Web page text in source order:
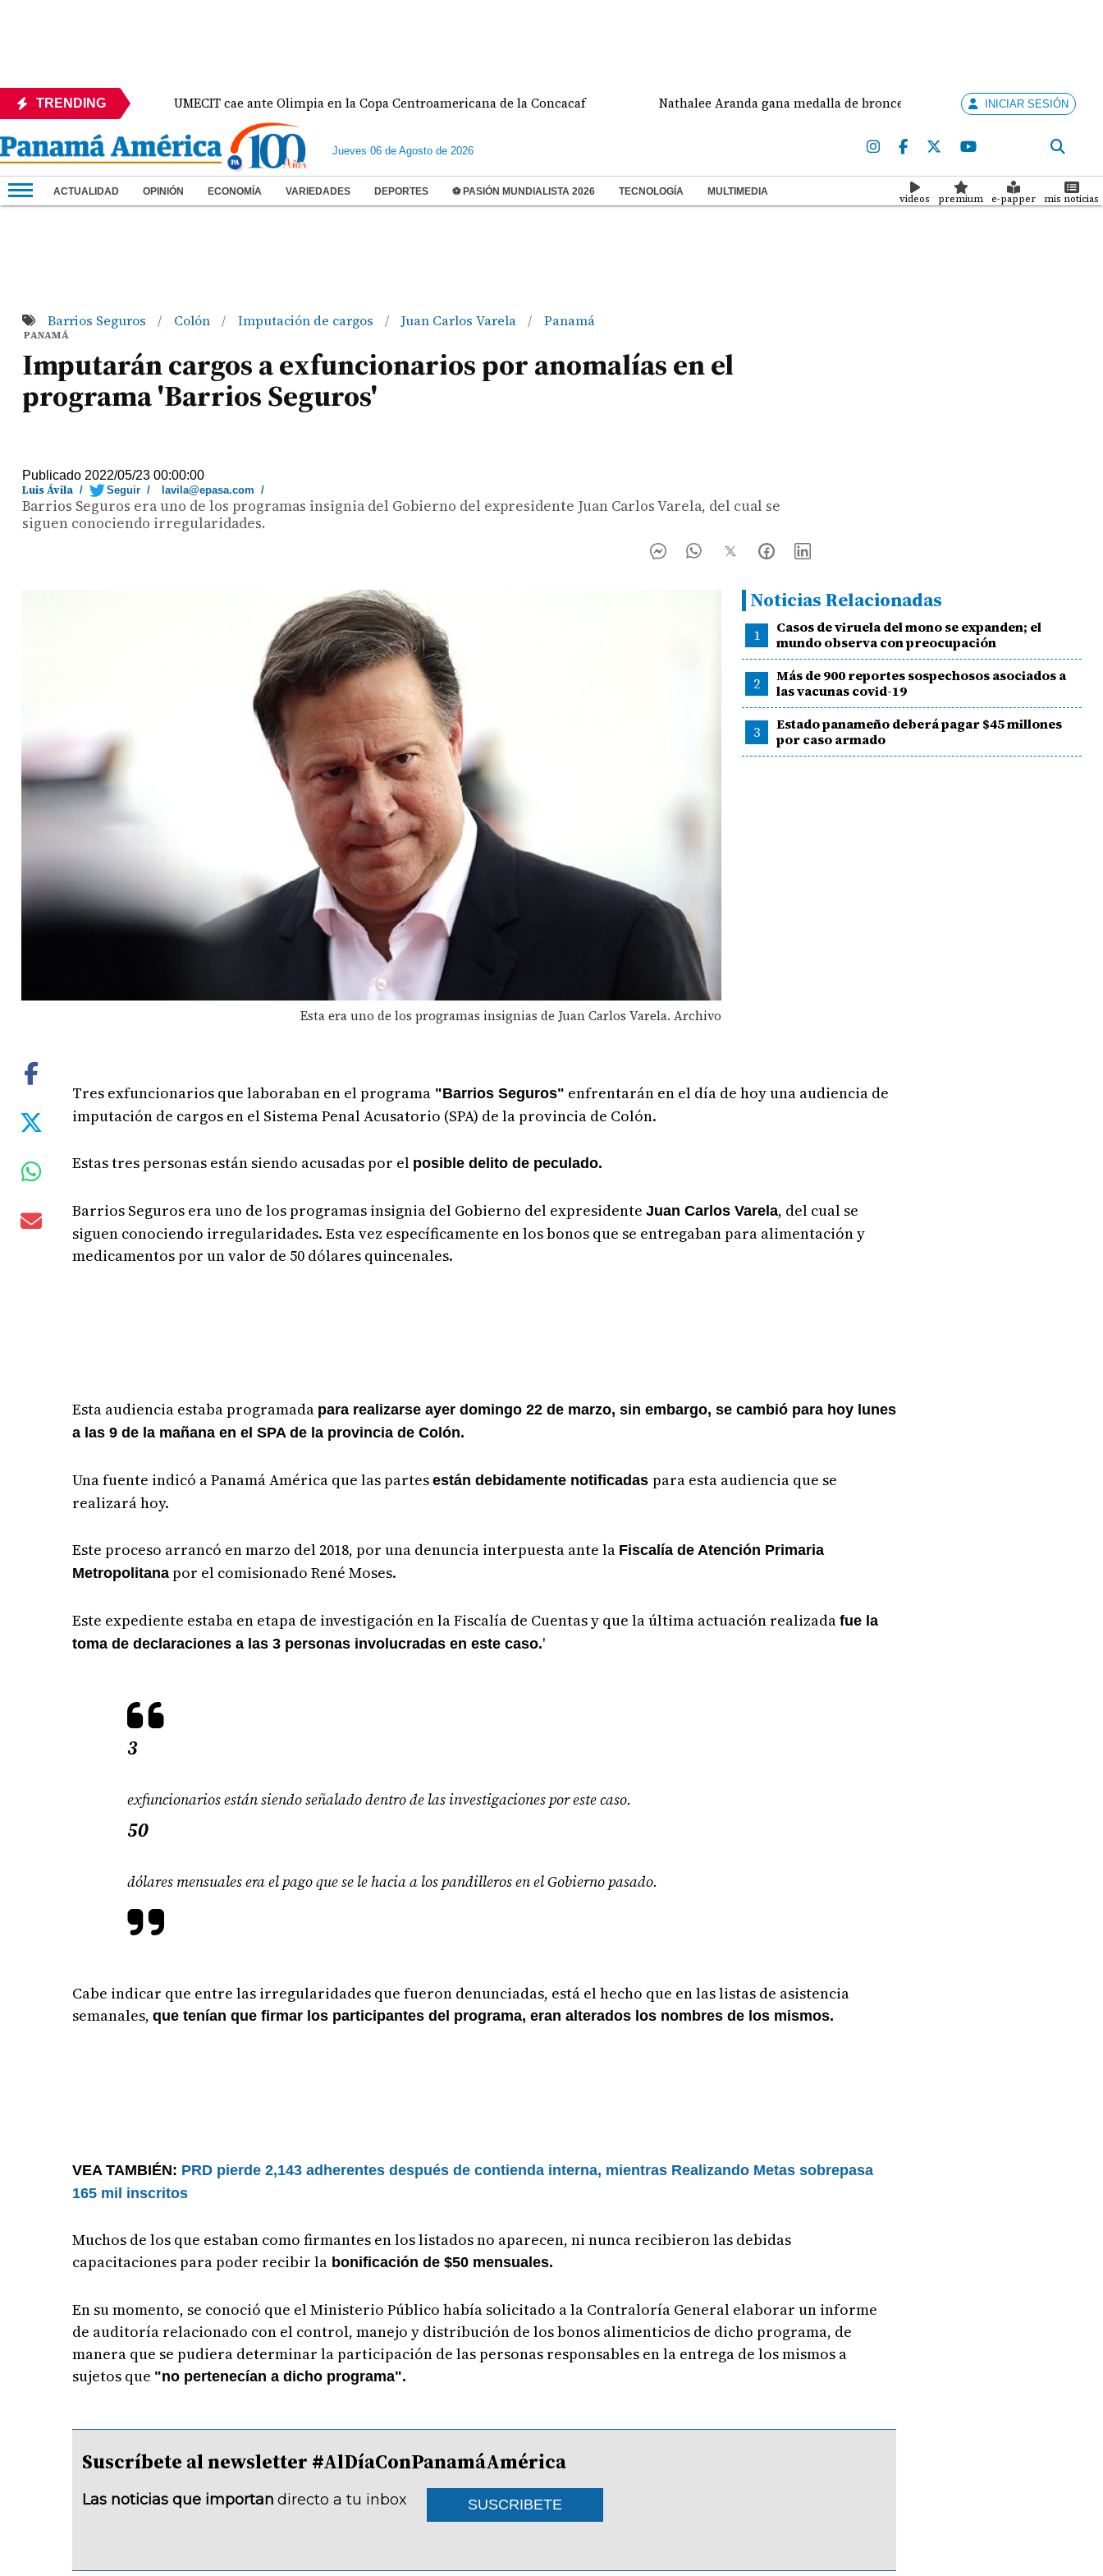
TRENDING
México UMECIT cae ante Olimpia en la Copa Centroamericana de la Concacaf Nathalee Aranda gana medalla de bronce en salto largo femeninoINICIAR SESIÓN
Jueves 06 de Agosto de 2026
ACTUALIDAD OPINIÓN ECONOMÍA VARIEDADES DEPORTES ⚽ PASIÓN MUNDIALISTA 2026 TECNOLOGÍA MULTIMEDIA
videos premium e-papper mis noticias
Barrios Seguros / Colón / Imputación de cargos / Juan Carlos Varela / Panamá
PANAMÁ
Imputarán cargos a exfuncionarios por anomalías en el
programa 'Barrios Seguros'
Publicado 2022/05/23 00:00:00
Luis Ávila / Seguir / lavila@epasa.com /
Barrios Seguros era uno de los programas insignia del Gobierno del expresidente Juan Carlos Varela, del cual se
siguen conociendo irregularidades.
Esta era uno de los programas insignias de Juan Carlos Varela. Archivo
Noticias Relacionadas
1
Casos de viruela del mono se expanden; el
mundo observa con preocupación
2
Más de 900 reportes sospechosos asociados a
las vacunas covid-19
3
Estado panameño deberá pagar $45 millones
por caso armado
Tres exfuncionarios que laboraban en el programa "Barrios Seguros" enfrentarán en el día de hoy una audiencia de
imputación de cargos en el Sistema Penal Acusatorio (SPA) de la provincia de Colón.
Estas tres personas están siendo acusadas por el posible delito de peculado.
Barrios Seguros era uno de los programas insignia del Gobierno del expresidenteJuan Carlos Varela, del cual se
siguen conociendo irregularidades. Esta vez específicamente en los bonos que se entregaban para alimentación y
medicamentos por un valor de 50 dólares quincenales.
Esta audiencia estaba programada para realizarse ayer domingo 22 de marzo, sin embargo, se cambió para hoy lunes
a las 9 de la mañana en el SPA de la provincia de Colón.
Una fuente indicó a Panamá América que las partesestán debidamente notificadaspara esta audiencia que se
realizará hoy.
Este proceso arrancó en marzo del 2018, por una denuncia interpuesta ante la Fiscalía de Atención Primaria
Metropolitana por el comisionado René Moses.
Este expediente estaba en etapa de investigación en la Fiscalía de Cuentas y que la última actuación realizadafue la
toma de declaraciones a las 3 personas involucradas en este caso.'
3
exfuncionarios están siendo señalado dentro de las investigaciones por este caso.
50
dólares mensuales era el pago que se le hacia a los pandilleros en el Gobierno pasado.
Cabe indicar que entre las irregularidades que fueron denunciadas, está el hecho que en las listas de asistencia
semanales,que tenían que firmar los participantes del programa, eran alterados los nombres de los mismos.
VEA TAMBIÉN: PRD pierde 2,143 adherentes después de contienda interna, mientras Realizando Metas sobrepasa
165 mil inscritos
Muchos de los que estaban como firmantes en los listados no aparecen, ni nunca recibieron las debidas
capacitaciones para poder recibir la bonificación de $50 mensuales.
En su momento, se conoció que el Ministerio Público había solicitado a la Contraloría General elaborar un informe
de auditoría relacionado con el control, manejo y distribución de los bonos alimenticios de dicho programa, de
manera que se pudiera determinar la participación de las personas responsables en la entrega de los mismos a
sujetos que "no pertenecían a dicho programa".
Suscríbete al newsletter #AlDíaConPanamáAmérica
Las noticias que importan directo a tu inbox SUSCRIBETE